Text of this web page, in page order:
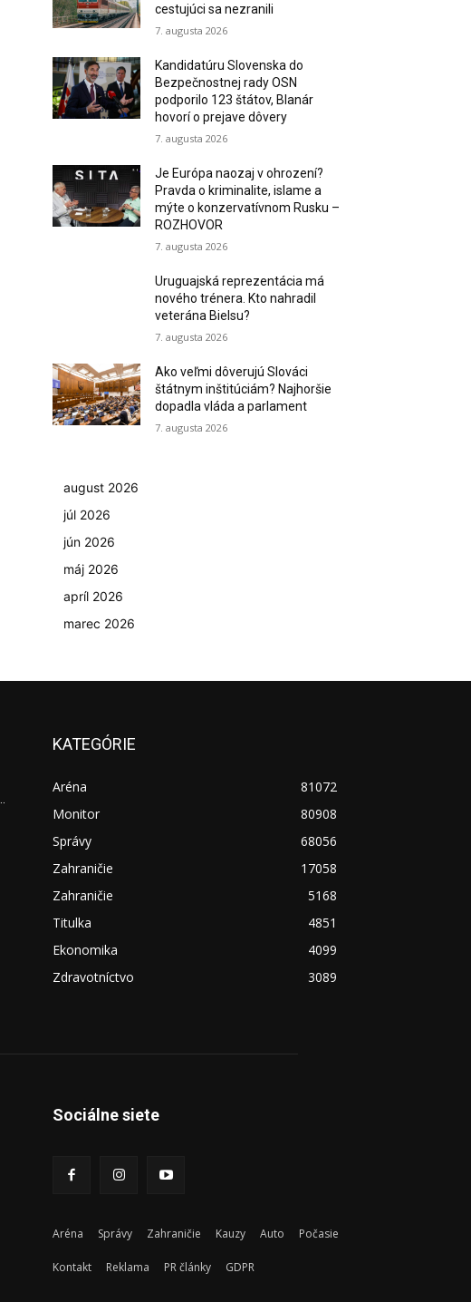
cestujúci sa nezranili
7. augusta 2026
Kandidatúru Slovenska do
Bezpečnostnej rady OSN
podporilo 123 štátov, Blanár
hovorí o prejave dôvery
7. augusta 2026
Je Európa naozaj v ohrození?
Pravda o kriminalite, islame a
mýte o konzervatívnom Rusku –
ROZHOVOR
7. augusta 2026
Uruguajská reprezentácia má
nového trénera. Kto nahradil
veterána Bielsu?
7. augusta 2026
Ako veľmi dôverujú Slováci
štátnym inštitúciám? Najhoršie
dopadla vláda a parlament
7. augusta 2026
august 2026
júl 2026
jún 2026
máj 2026
apríl 2026
marec 2026
KATEGÓRIE
Aréna
81072
Monitor
80908
Správy
68056
Zahraničie
17058
Zahraničie
5168
Titulka
4851
Ekonomika
4099
Zdravotníctvo
3089
Sociálne siete
Aréna Správy Zahraničie Kauzy Auto Počasie
Kontakt Reklama PR články GDPR